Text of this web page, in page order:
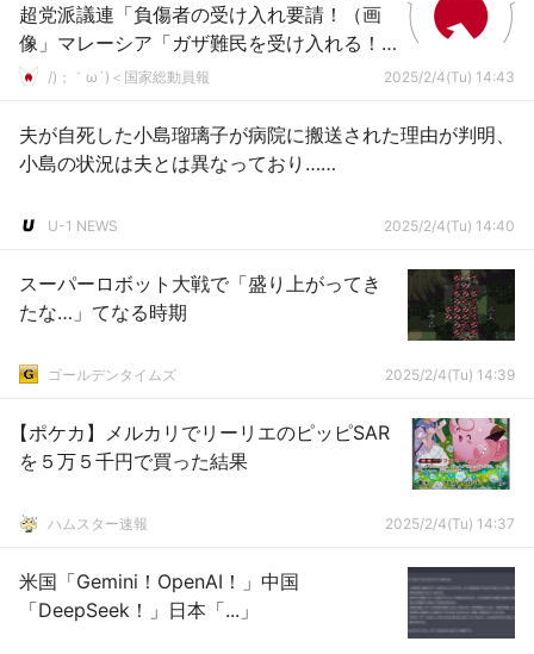
超党派議連「負傷者の受け入れ要請！（画
像」マレーシア「ガザ難民を受け入れる！
（暴動発生」野口健「ﾃﾛﾘｽﾄ入国の可能性」
/)；｀ω´)＜国家総動員報 2025/2/4(Tu) 14:43
夫が自死した小島瑠璃子が病院に搬送された理由が判明、
小島の状況は夫とは異なっており……
U-1 NEWS 2025/2/4(Tu) 14:40
スーパーロボット大戦で「盛り上がってき
たな…」てなる時期
ゴールデンタイムズ 2025/2/4(Tu) 14:39
【ポケカ】メルカリでリーリエのピッピSAR
を５万５千円で買った結果
ハムスター速報 2025/2/4(Tu) 14:37
米国「Gemini！OpenAI！」中国
「DeepSeek！」日本「...」